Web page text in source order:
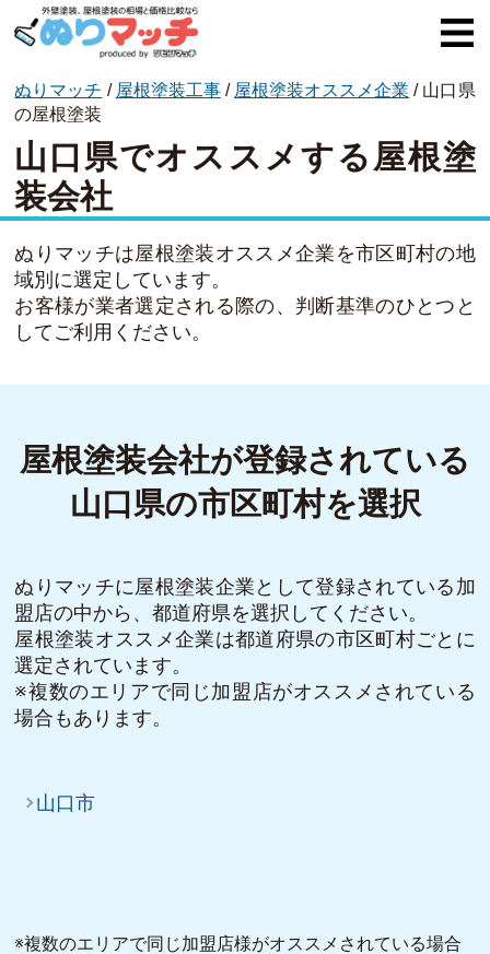
ぬりマッチとは
オススメ企業
費用と相場
外壁塗装
屋根塗装
ぬりマッチ / 屋根塗装工事/ 屋根塗装オススメ企業 / 山口県
の屋根塗装
山口県でオススメする屋根塗
装会社
ぬりマッチは屋根塗装オススメ企業を市区町村の地
域別に選定しています。
お客様が業者選定される際の、判断基準のひとつと
してご利用ください。
屋根塗装会社が登録されている
山口県の市区町村を選択
ぬりマッチに屋根塗装企業として登録されている加
盟店の中から、都道府県を選択してください。
屋根塗装オススメ企業は都道府県の市区町村ごとに
選定されています。
※複数のエリアで同じ加盟店がオススメされている
場合もあります。
山口市
※複数のエリアで同じ加盟店様がオススメされている場合